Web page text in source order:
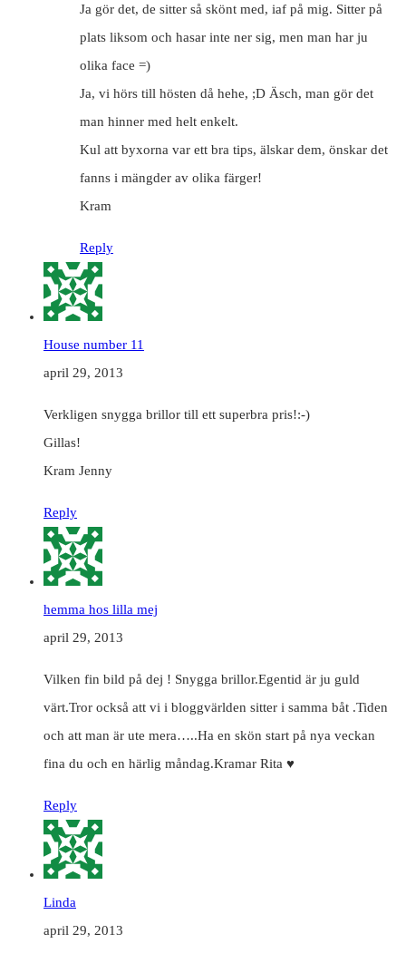
Ja gör det, de sitter så skönt med, iaf på mig. Sitter på
plats liksom och hasar inte ner sig, men man har ju
olika face =)
Ja, vi hörs till hösten då hehe, ;D Äsch, man gör det
man hinner med helt enkelt.
Kul att byxorna var ett bra tips, älskar dem, önskar det
fanns i mängder av olika färger!
Kram
Reply
House number 11
april 29, 2013
Verkligen snygga brillor till ett superbra pris!:-)
Gillas!
Kram Jenny
Reply
hemma hos lilla mej
april 29, 2013
Vilken fin bild på dej ! Snygga brillor.Egentid är ju guld
värt.Tror också att vi i bloggvärlden sitter i samma båt .Tiden
och att man är ute mera…..Ha en skön start på nya veckan
fina du och en härlig måndag.Kramar Rita ♥
Reply
Linda
april 29, 2013